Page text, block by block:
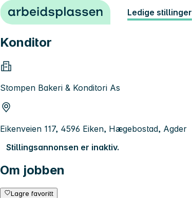
Hopp til innhold Ledige stillinger
Konditor
Stompen Bakeri & Konditori As
Eikenveien 117, 4596 Eiken, Hægebostad, Agder
Stillingsannonsen er inaktiv.
Om jobben
Lagre favoritt